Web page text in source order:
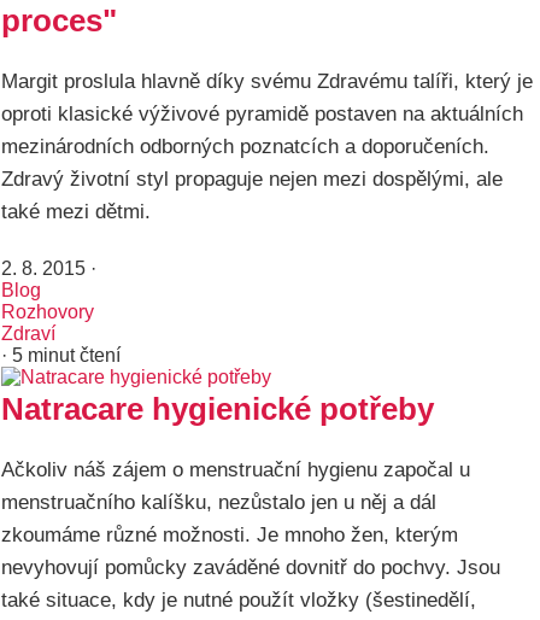
proces"
Margit proslula hlavně díky svému Zdravému talíři, který je
oproti klasické výživové pyramidě postaven na aktuálních
mezinárodních odborných poznatcích a doporučeních.
Zdravý životní styl propaguje nejen mezi dospělými, ale
také mezi dětmi.
2. 8. 2015 ·
Blog
Rozhovory
Zdraví
· 5 minut čtení
Natracare hygienické potřeby
Ačkoliv náš zájem o menstruační hygienu započal u
menstruačního kalíšku, nezůstalo jen u něj a dál
zkoumáme různé možnosti. Je mnoho žen, kterým
nevyhovují pomůcky zaváděné dovnitř do pochvy. Jsou
také situace, kdy je nutné použít vložky (šestinedělí,